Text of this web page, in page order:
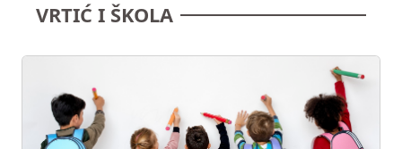
VRTIĆ I ŠKOLA